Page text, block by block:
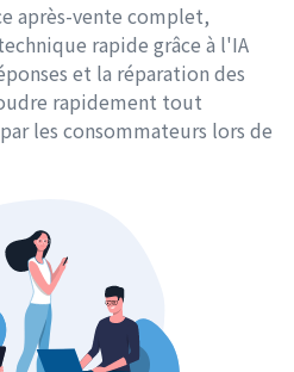
après-vente complet,
rapide grâce à l'IA
et la réparation des
rapidement tout
les consommateurs lors de